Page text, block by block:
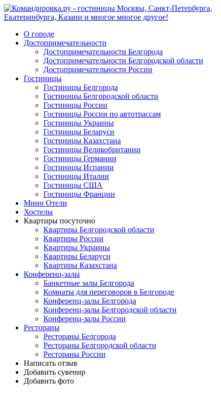
О городе
Достопримечательности
Достопримечательности Белгорода
Достопримечательности Белгородской области
Достопримечательности России
Гостиницы
Гостиницы Белгорода
Гостиницы Белгородской области
Гостиницы России
Гостиницы России по автотрассам
Гостиницы Украины
Гостиницы Беларуси
Гостиницы Казахстана
Гостиницы Великобритании
Гостиницы Германии
Гостиницы Испании
Гостиницы Италии
Гостиницы США
Гостиницы Франции
Мини Отели
Хостелы
Квартиры посуточно
Квартиры Белгородской области
Квартиры России
Квартиры Украины
Квартиры Беларуси
Квартиры Казахстана
Конференц-залы
Банкетные залы Белгорода
Комнаты для переговоров в Белгороде
Конференц-залы Белгорода
Конференц-залы Белгородской области
Конференц-залы России
Рестораны
Рестораны Белгорода
Рестораны Белгородской области
Рестораны России
Написать отзыв
Добавить сувенир
Добавить фото